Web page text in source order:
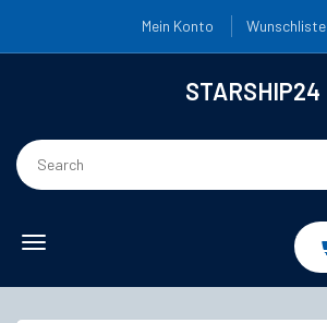
Mein Konto Wunschliste
STARSHIP24
Toggle